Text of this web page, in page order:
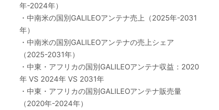
年-2024年）
・中南米の国別GALILEOアンテナ売上（2025年-2031
年）
・中南米の国別GALILEOアンテナの売上シェア
（2025-2031年）
・中東・アフリカの国別GALILEOアンテナ収益：2020
年 VS 2024年 VS 2031年
・中東・アフリカの国別GALILEOアンテナ販売量
（2020年-2024年）